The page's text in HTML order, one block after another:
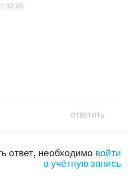
ОТВЕТИТЬ
ответ, необходимо войти
в учётную запись